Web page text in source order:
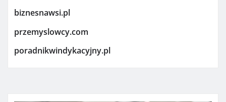
biznesnawsi.pl
przemyslowcy.com
poradnikwindykacyjny.pl